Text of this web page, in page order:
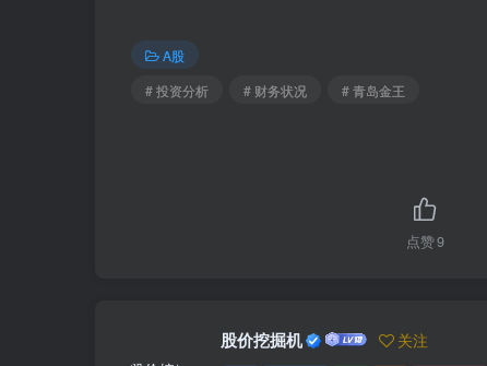
A股
# 投资分析
# 财务状况 # 青岛金王
点赞9
股价挖掘机 关注